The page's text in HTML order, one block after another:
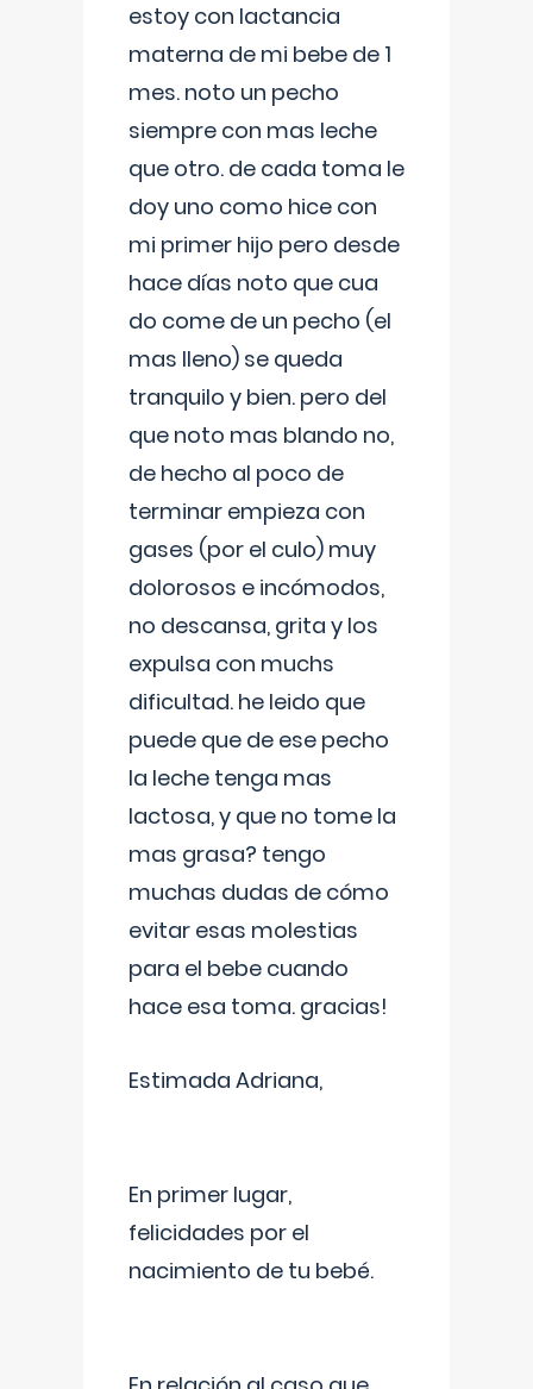
estoy con lactancia
materna de mi bebe de 1
mes. noto un pecho
siempre con mas leche
que otro. de cada toma le
doy uno como hice con
mi primer hijo pero desde
hace días noto que cua
do come de un pecho (el
mas lleno) se queda
tranquilo y bien. pero del
que noto mas blando no,
de hecho al poco de
terminar empieza con
gases (por el culo) muy
dolorosos e incómodos,
no descansa, grita y los
expulsa con muchs
dificultad. he leido que
puede que de ese pecho
la leche tenga mas
lactosa, y que no tome la
mas grasa? tengo
muchas dudas de cómo
evitar esas molestias
para el bebe cuando
hace esa toma. gracias!
Estimada Adriana,
En primer lugar,
felicidades por el
nacimiento de tu bebé.